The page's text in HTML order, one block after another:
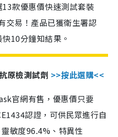
款優惠價快速測試套裝
交易！產品已獲衛生署認
10分鐘知結果。
原檢測試劑 >>按此選購<<
官網有售，優惠價只要
認證，可供民眾進行自
敏度96.4%、特異性